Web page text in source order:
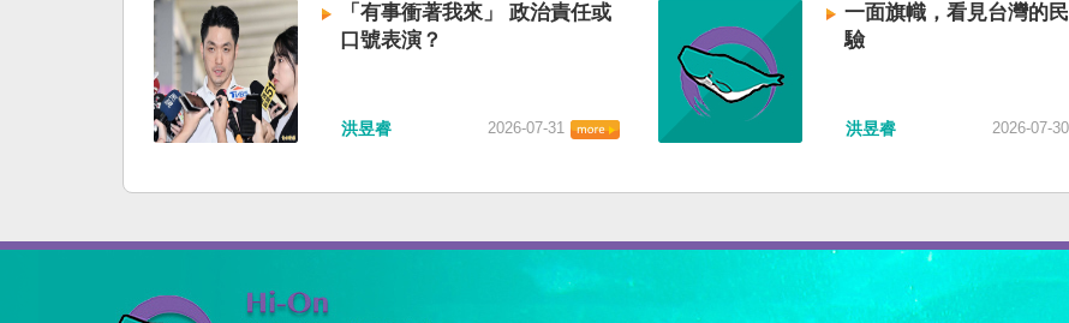
「有事衝著我來」 政治責任或
口號表演？
洪昱睿 2026-07-31
一面旗幟，看見台灣的
驗
洪昱睿 2026-07-30